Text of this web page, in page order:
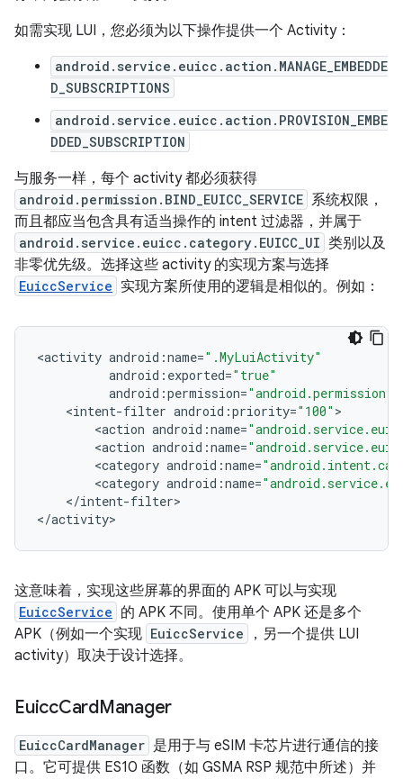
如需实现 LUI，您必须为以下操作提供一个 Activity：
android.service.euicc.action.MANAGE_EMBEDDE
D_SUBSCRIPTIONS
android.service.euicc.action.PROVISION_EMBE
DDED_SUBSCRIPTION
与服务一样，每个 activity 都必须获得
android.permission.BIND_EUICC_SERVICE 系统权限，
而且都应当包含具有适当操作的 intent 过滤器，并属于
android.service.euicc.category.EUICC_UI 类别以及
非零优先级。选择这些 activity 的实现方案与选择
EuiccService 实现方案所使用的逻辑是相似的。例如：
<activity android :name=".MyLuiActivity"
android : exported="true"
android :permission=
<intent-filter android :priority="100"
<action android :name=
<action android :name=
<category android :name=
<category android :name=
</intent-filter>
</activity
这意味着，实现这些屏幕的界面的 APK 可以与实现
EuiccService 的 APK 不同。使用单个 APK 还是多个
APK（例如一个实现 EuiccService
，另一个提供 LUI
activity）取决于设计选择。
EuiccCardManager
EuiccCardManager 是用于与 eSIM 卡芯片进行通信的接
口。它可提供 ES10 函数（如 GSMA RSP 规范中所述）并